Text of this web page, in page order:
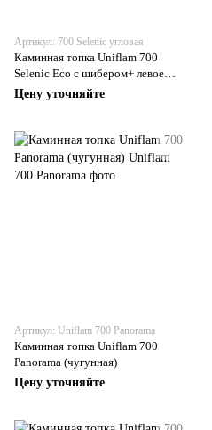
Артикул: 700 Selenic угловая
Каминная топка Uniflam 700
Selenic Eco с шибером+ левое
боковое стекло (чугунная)
Цену уточняйте
Артикул: Uniflam 700 Panorama
Каминная топка Uniflam 700
Panorama (чугунная)
Цену уточняйте